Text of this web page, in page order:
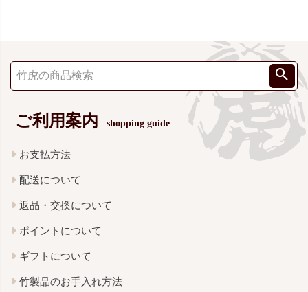
ご利用案内 shopping guide
お支払方法
配送について
返品・交換について
ポイントについて
ギフトについて
竹製品のお手入れ方法